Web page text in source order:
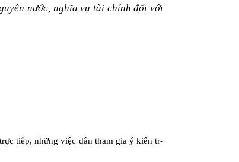
n­ước, nghĩa vụ tài chính đối với
tiếp, những việc dân tham gia ý kiến tr­